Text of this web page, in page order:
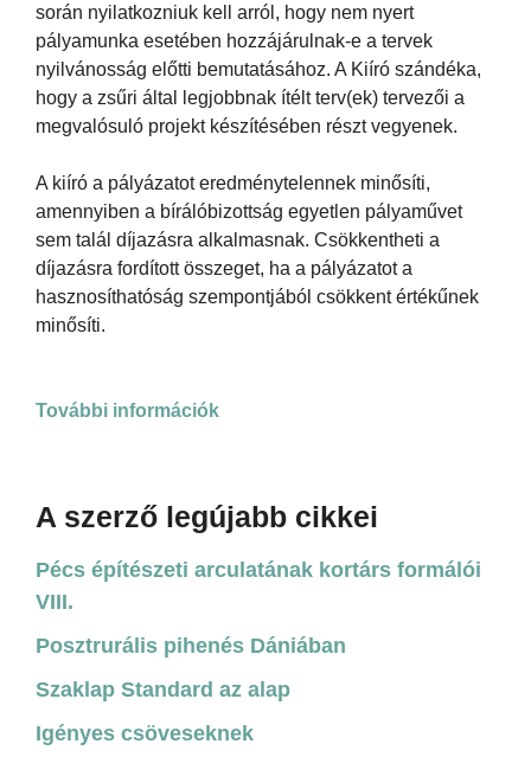
során nyilatkozniuk kell arról, hogy nem nyert
pályamunka esetében hozzájárulnak-e a tervek
nyilvánosság előtti bemutatásához. A Kiíró szándéka,
hogy a zsűri által legjobbnak ítélt terv(ek) tervezői a
megvalósuló projekt készítésében részt vegyenek.
A kiíró a pályázatot eredménytelennek minősíti,
amennyiben a bírálóbizottság egyetlen pályaművet
sem talál díjazásra alkalmasnak. Csökkentheti a
díjazásra fordított összeget, ha a pályázatot a
hasznosíthatóság szempontjából csökkent értékűnek
minősíti.
További információk
A szerző legújabb cikkei
Pécs építészeti arculatának kortárs formálói
VIII.
Posztrurális pihenés Dániában
Szaklap Standard az alap
Igényes csöveseknek